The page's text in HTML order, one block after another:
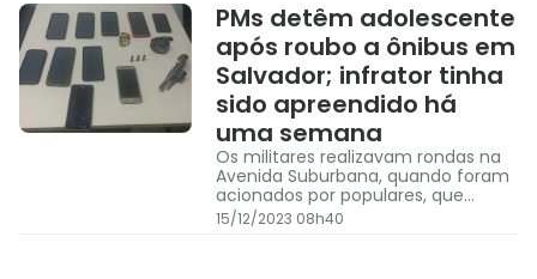
PMs detêm adolescente
após roubo a ônibus em
Salvador; infrator tinha
sido apreendido há
uma semana
Os militares realizavam rondas na
Avenida Suburbana, quando foram
acionados por populares, que
relataram que um coletivo estaria
sendo roubado nas imediações.
15/12/2023 08h40